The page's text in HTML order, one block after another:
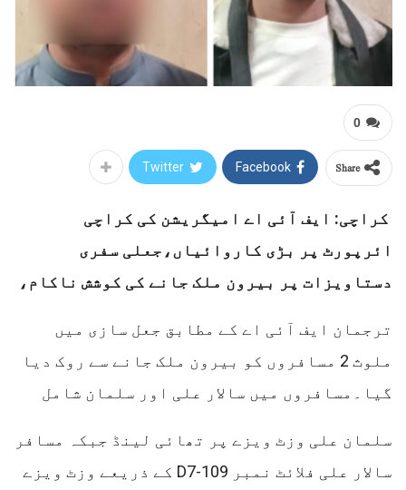
0
Share
Facebook
Twitter
کراچی: ایف آئی اے امیگریشن کی کراچی
ائرپورٹ پر بڑی کاروائیاں،جعلی سفری
دستاویزات پر بیرون ملک جانے کی کوشش ناکام،
ترجمان ایف آئی اے کے مطابق جعل سازی میں
ملوث 2 مسافروں کو بیرون ملک جانے سے روک دیا
گیا۔مسافروں میں سالار علی اور سلمان شامل
سلمان علی وزٹ ویزے پر تھائی لینڈ جبکہ مسافر
سالار علی فلائٹ نمبر D7-109 کے ذریعے وزٹ ویزے